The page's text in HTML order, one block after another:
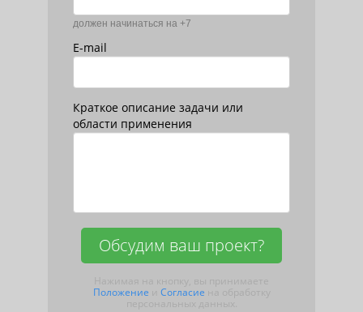
должен начинаться на +7
E-mail
Краткое описание задачи или
области применения
Обсудим ваш проект?
Нажимая на кнопку, вы принимаете
Положение и Согласие на обработку